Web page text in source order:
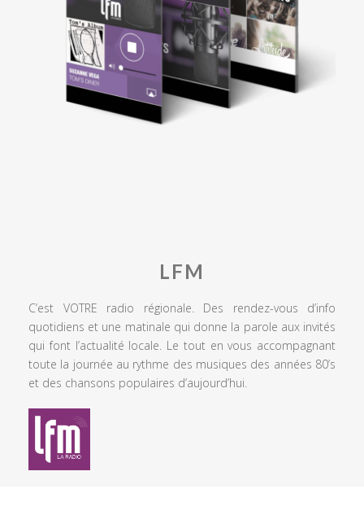
LFM
C’est VOTRE radio régionale. Des rendez-vous d’info
quotidiens et une matinale qui donne la parole aux invités
qui font l’actualité locale. Le tout en vous accompagnant
toute la journée au rythme des musiques des années 80’s
et des chansons populaires d’aujourd’hui.